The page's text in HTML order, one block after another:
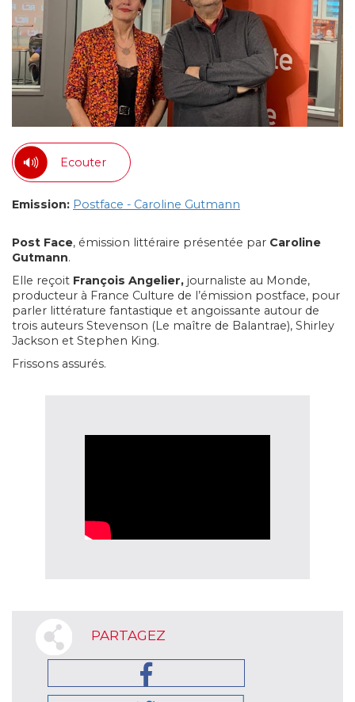
Ecouter
Emission: Postface - Caroline Gutmann
Post Face, émission littéraire présentée par Caroline
Gutmann.
Elle reçoit François Angelier, journaliste au Monde,
producteur à France Culture de l’émission postface, pour
parler littérature fantastique et angoissante autour de
trois auteurs Stevenson (Le maître de Balantrae), Shirley
Jackson et Stephen King.
Frissons assurés.
PARTAGEZ